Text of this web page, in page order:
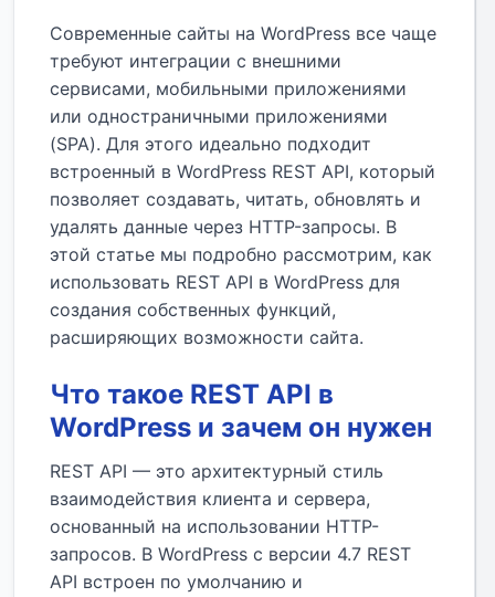
Современные сайты на WordPress все чаще
требуют интеграции с внешними
сервисами, мобильными приложениями
или одностраничными приложениями
(SPA). Для этого идеально подходит
встроенный в WordPress REST API, который
позволяет создавать, читать, обновлять и
удалять данные через HTTP-запросы. В
этой статье мы подробно рассмотрим, как
использовать REST API в WordPress для
создания собственных функций,
расширяющих возможности сайта.
Что такое REST API в
WordPress и зачем он нужен
REST API — это архитектурный стиль
взаимодействия клиента и сервера,
основанный на использовании HTTP-
запросов. В WordPress с версии 4.7 REST
API встроен по умолчанию и